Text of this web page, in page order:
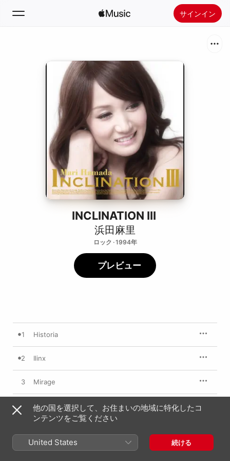
サインイン
新着おすすめ
Apple Musicをインストール
INCLINATION III
浜田麻里
ロック · 1994年
プレビュー
1 Historia
2 Ilinx
3 Mirage
4 Stay Gold
6 Blue Water
他の国を選択して、お住まいの地域に特化したコ
ンテンツをご覧ください
United States 続ける